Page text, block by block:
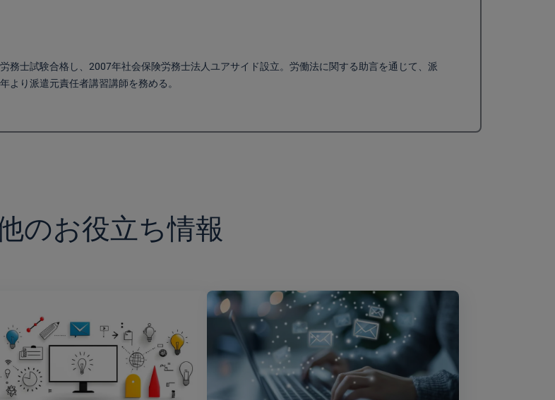
務士試験合格し、2007年社会保険労務士法人ユアサイド設立。労働法に関する助言を通じて、派
より派遣元責任者講習講師を務める。
のお役立ち情報